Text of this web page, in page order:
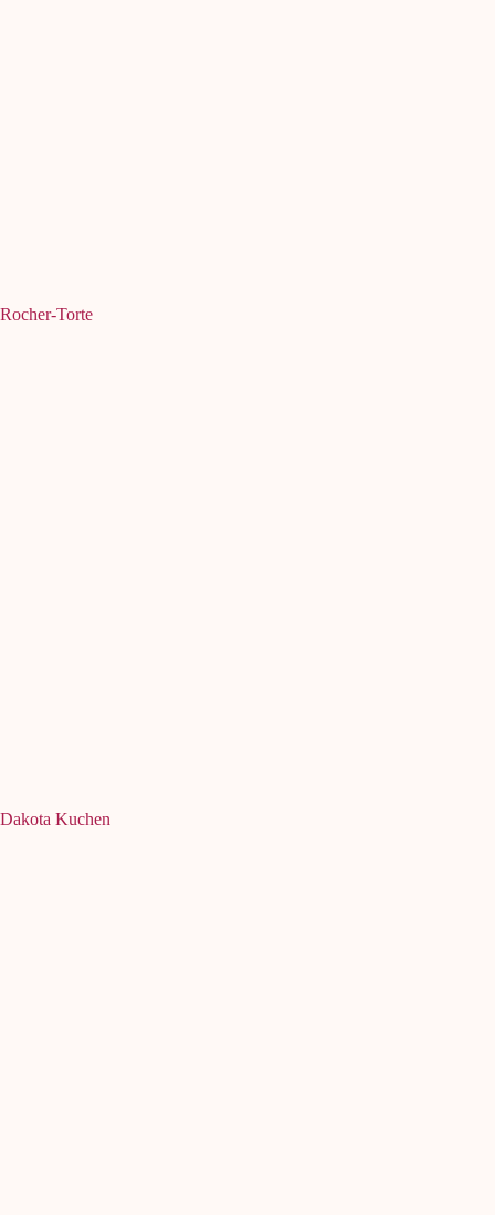
Rocher-Torte
Dakota Kuchen